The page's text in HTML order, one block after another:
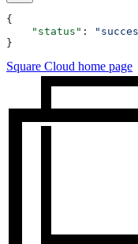
{
    "status"
:
}
Square Cloud home page